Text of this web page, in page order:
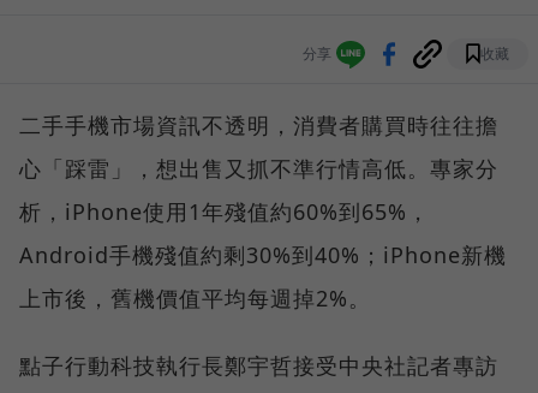
分享 收藏
二手手機市場資訊不透明，消費者購買時往往擔
心「踩雷」，想出售又抓不準行情高低。專家分
析，iPhone使用1年殘值約60%到65%，
Android手機殘值約剩30%到40%；iPhone新機
上市後，舊機價值平均每週掉2%。
點子行動科技執行長鄭宇哲接受中央社記者專訪